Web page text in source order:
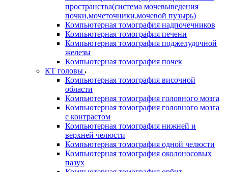
пространства(система мочевыведения
почки,мочеточники,мочевой пузырь)
Компьютерная томография надпочечников
Компьютерная томография печени
Компьютерная томография поджелудочной
железы
Компьютерная томография почек
КТ головы
Компьютерная томография височной
области
Компьютерная томография головного мозга
Компьютерная томография головного мозга
с контрастом
Компьютерная томография нижней и
верхней челюсти
Компьютерная томография одной челюсти
Компьютерная томография околоносовых
пазух